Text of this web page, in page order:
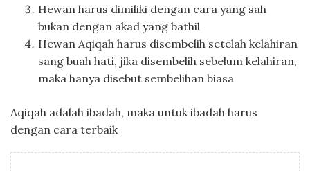
Hewan harus dimiliki dengan cara yang sah
bukan dengan akad yang bathil
Hewan Aqiqah harus disembelih setelah kelahiran
sang buah hati, jika disembelih sebelum kelahiran,
maka hanya disebut sembelihan biasa
Aqiqah adalah ibadah, maka untuk ibadah harus
dengan cara terbaik